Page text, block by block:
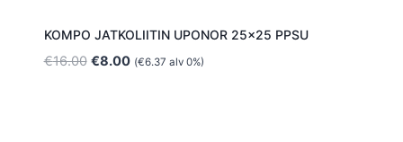
KOMPO JATKOLIITIN UPONOR 25×25 PPSU
€16.00 Alkuperäinen
€8.00Nykyinen
(€6.37 alv 0%)